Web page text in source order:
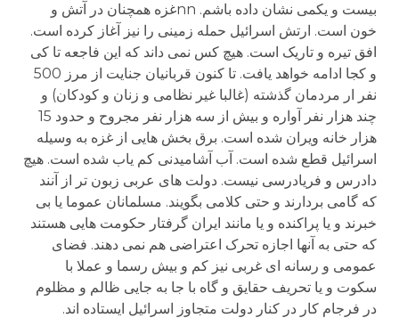
بیست و یکمی نشان داده باشم. nnغزه همچنان در آتش و
خون است. ارتش اسرائیل حمله زمینی را نیز آغاز کرده است.
افق تیره و تاریک است. هیچ کس نمی داند که این فاجعه تا کی
و کجا ادامه خواهد یافت. تا کنون قربانیان جنایت از مرز 500
نفر ار مردمان گذشته (غالبا غیر نظامی و زنان و کودکان) و
چند هزار نفر آواره و بیش از سه هزار نفر مجروح و حدود 15
هزار خانه ویران شده است. برق بخش هایی از غزه به وسیله
اسرائیل قطع شده است. آب آشامیدنی کم یاب شده است. هیچ
دادرس و فریادرسی نیست. دولت های عربی زبون تر از آنند
که گامی بردارند و حتی کلامی بگویند. مسلمانان عموما یا بی
خبرند و یا پراکنده و یا مانند ایران گرفتار حکومت هایی هستند
که حتی به آنها اجازه تحرک اعتراضی هم نمی دهند. فضای
عمومی و رسانه ای غربی نیز کم و بیش رسما و عملا با
سکوت و یا تحریف حقایق و گاه با جا به جایی ظالم و مظلوم
در فرجام کار در کنار دولت متجاوز اسرائیل ایستاده اند.